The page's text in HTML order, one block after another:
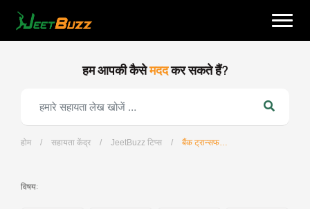
content
हम आपकी कैसेमददकर सकते हैं?
होम / सहायता केंद्र / JeetBuzz टिप्स /
विषय: